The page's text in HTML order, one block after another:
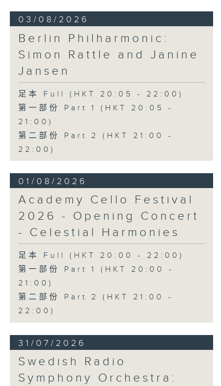
03/08/2026
Berlin Philharmonic:
Simon Rattle and Janine
Jansen
足本 Full (HKT 20:05 - 22:00)
第一部份 Part 1 (HKT 20:05 -
21:00)
第二部份 Part 2 (HKT 21:00 -
22:00)
01/08/2026
Academy Cello Festival
2026 - Opening Concert
- Celestial Harmonies
足本 Full (HKT 20:00 - 22:00)
第一部份 Part 1 (HKT 20:00 -
21:00)
第二部份 Part 2 (HKT 21:00 -
22:00)
31/07/2026
Swedish Radio
Symphony Orchestra: